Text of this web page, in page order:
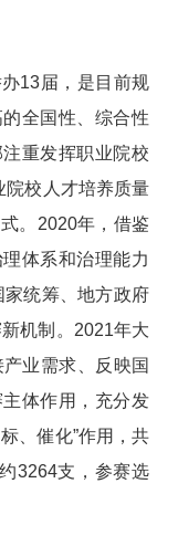
13届，是目前规
全国性、综合性
重发挥职业院校
院校人才培养质量
。2020年，借鉴
体系和治理能力
家统筹、地方政府
机制。2021年大
业需求、反映国
体作用，充分发
、催化”作用，共
3264支，参赛选